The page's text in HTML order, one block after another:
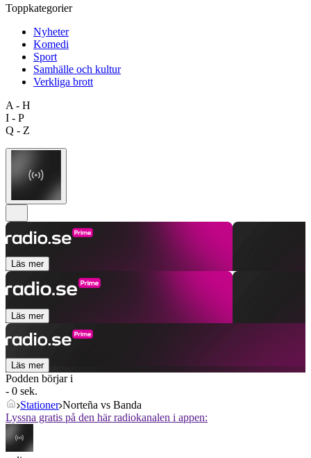
Toppkategorier
Nyheter
Komedi
Sport
Samhälle och kultur
Verkliga brott
A - H
I - P
Q - Z
Läs mer
Läs mer
Läs mer
Podden börjar i
- 0 sek.
Stationer Norteña vs Banda
Lyssna gratis på den här radiokanalen i appen: